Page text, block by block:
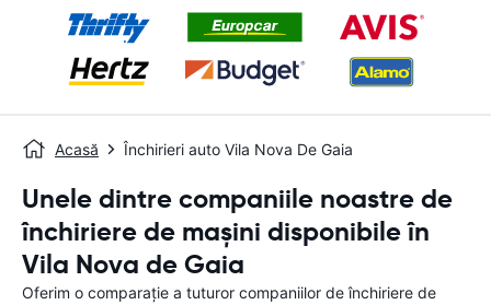
Acasă Închirieri auto Vila Nova De Gaia
Unele dintre companiile noastre de
închiriere de mașini disponibile în
Vila Nova de Gaia
Oferim o comparație a tuturor companiilor de închiriere de